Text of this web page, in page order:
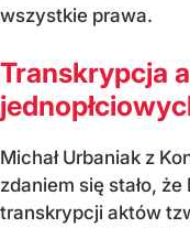
wszystkie prawa.
Transkrypcja
Michał Urbaniak z
zdaniem się stało,
transkrypcji aktów